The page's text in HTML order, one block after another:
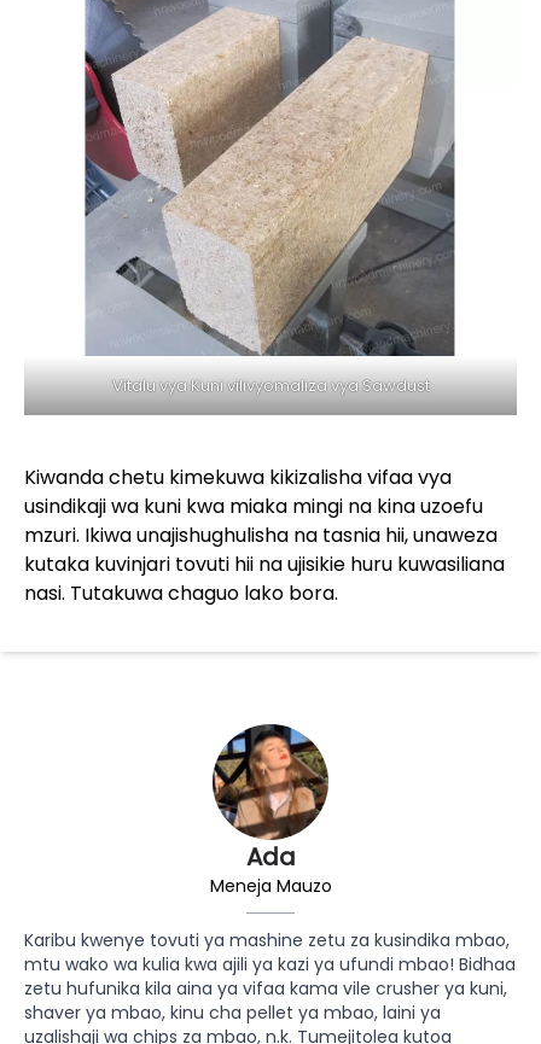
Vitalu vya Kuni vilivyomaliza vya Sawdust
Kiwanda chetu kimekuwa kikizalisha vifaa vya
usindikaji wa kuni kwa miaka mingi na kina uzoefu
mzuri. Ikiwa unajishughulisha na tasnia hii, unaweza
kutaka kuvinjari tovuti hii na ujisikie huru kuwasiliana
nasi. Tutakuwa chaguo lako bora.
Ada
Meneja Mauzo
Karibu kwenye tovuti ya mashine zetu za kusindika mbao,
mtu wako wa kulia kwa ajili ya kazi ya ufundi mbao! Bidhaa
zetu hufunika kila aina ya vifaa kama vile crusher ya kuni,
shaver ya mbao, kinu cha pellet ya mbao, laini ya
uzalishaji wa chips za mbao, n.k. Tumejitolea kutoa